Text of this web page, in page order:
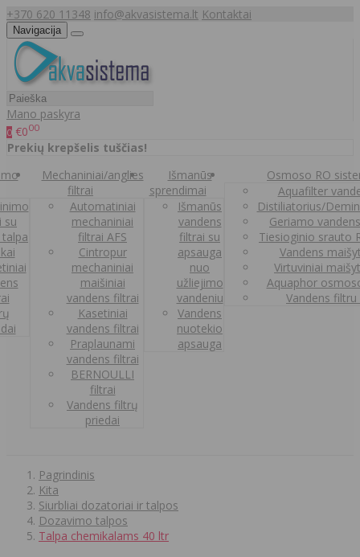
+370 620 11348 info@akvasistema.lt Kontaktai
Navigacija
Mano paskyra
0 €000
Prekių krepšelis tuščias!
su
Mechaniniai/anglies
filtrai
Automatiniai
mechaniniai
filtrai AFS
Cintropur
mechaniniai
maišiniai
vandens filtrai
Kasetiniai
vandens filtrai
Praplaunami
vandens filtrai
BERNOULLI
filtrai
Vandens filtrų
priedai
Išmanūs
sprendimai
Išmanūs
vandens
filtrai su
apsauga
nuo
užliejimo
vandeniu
Vandens
nuotekio
apsauga
Osmoso RO
Aquafilter
Distiliatorius/
Geriamo
Tiesioginio srauto
Vandens
Virtuviniai
Aquaphor
Vandens filtru
Pagrindinis
Kita
Siurbliai dozatoriai ir talpos
Dozavimo talpos
Talpa chemikalams 40 ltr